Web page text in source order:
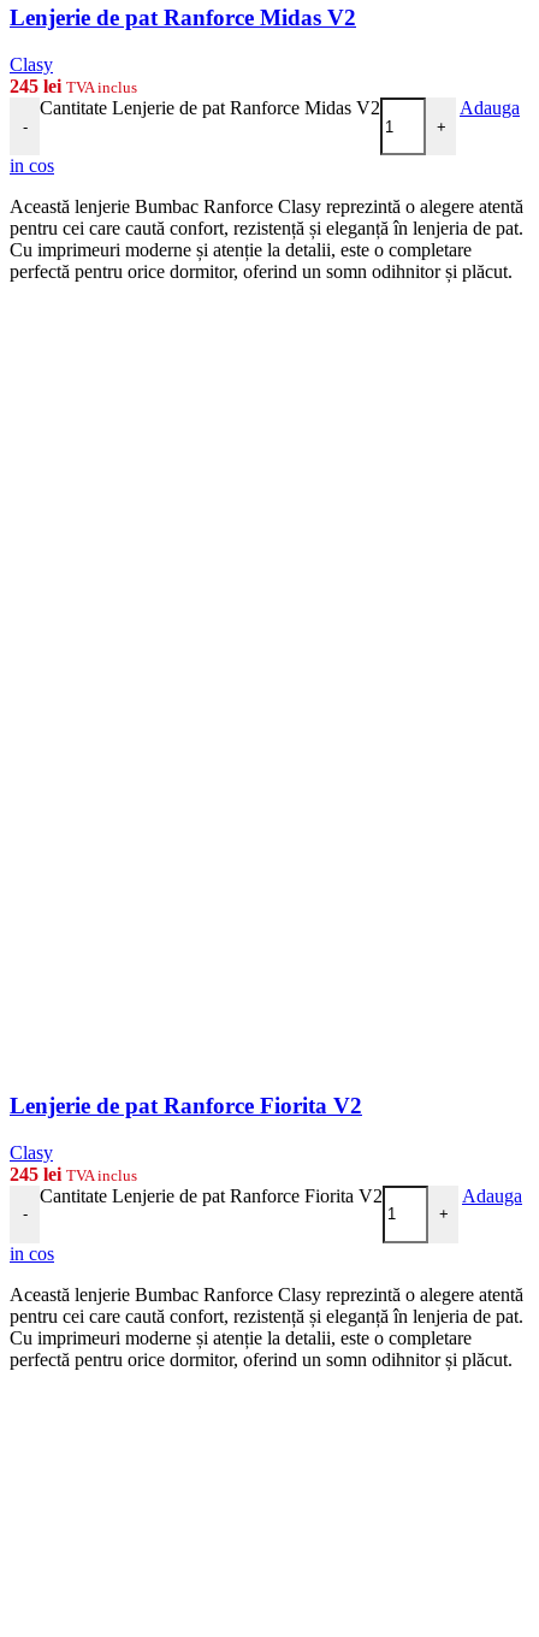
Lenjerie de pat Ranforce Midas V2
Clasy
245 lei TVA inclus
-
Cantitate Lenjerie de pat Ranforce Midas V2
+
Adauga
in cos
Această lenjerie Bumbac Ranforce Clasy reprezintă o alegere atentă
pentru cei care caută confort, rezistență și eleganță în lenjeria de pat.
Cu imprimeuri moderne și atenție la detalii, este o completare
perfectă pentru orice dormitor, oferind un somn odihnitor și plăcut.
Lenjerie de pat Ranforce Fiorita V2
Clasy
245 lei TVA inclus
-
Cantitate Lenjerie de pat Ranforce Fiorita V2
+
Adauga
in cos
Această lenjerie Bumbac Ranforce Clasy reprezintă o alegere atentă
pentru cei care caută confort, rezistență și eleganță în lenjeria de pat.
Cu imprimeuri moderne și atenție la detalii, este o completare
perfectă pentru orice dormitor, oferind un somn odihnitor și plăcut.